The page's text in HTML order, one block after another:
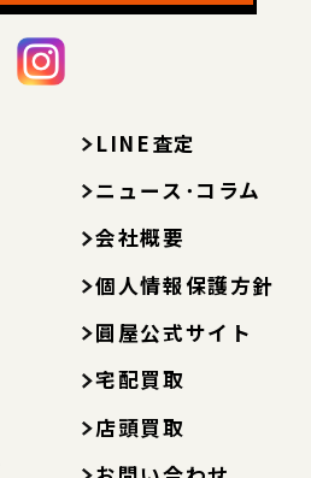
LINE査定
ニュース･コラム
会社概要
個人情報保護方針
圓屋公式サイト
宅配買取
店頭買取